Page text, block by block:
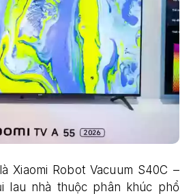
Xiaomi Robot Vacuum S40C –
lau nhà thuộc phân khúc phổ